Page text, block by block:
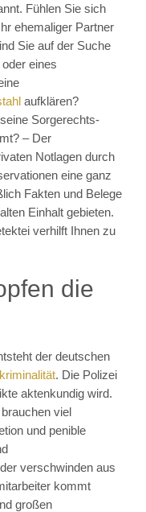
Fühlen Sie sich
ehemaliger Partner
Sie auf der Suche
eines
aufklären?
Sorgerechts-
– Der
Notlagen durch
eine ganz
Fakten und Belege
Einhalt gebieten.
verhilft Ihnen zu
die
der deutschen
. Die Polizei
aktenkundig wird.
viel
und penible
verschwinden aus
kommt
großen